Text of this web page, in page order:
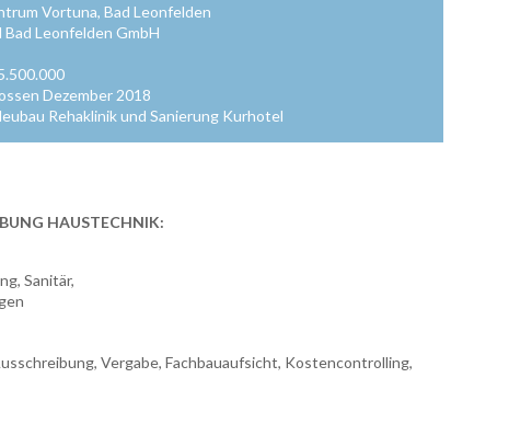
Vortuna, Bad Leonfelden
Leonfelden GmbH
Dezember 2018
Rehaklinik und Sanierung Kurhotel
HAUSTECHNIK:
Sanitär,
Vergabe, Fachbauaufsicht, Kostencontrolling,